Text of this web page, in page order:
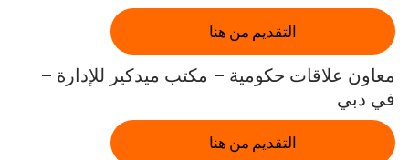
التقديم من هنا
معاون علاقات حكومية – مكتب ميدكير للإدارة –
في دبي
التقديم من هنا